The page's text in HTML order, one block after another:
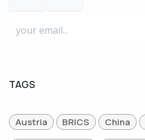
TAGS
Austria BRICS China